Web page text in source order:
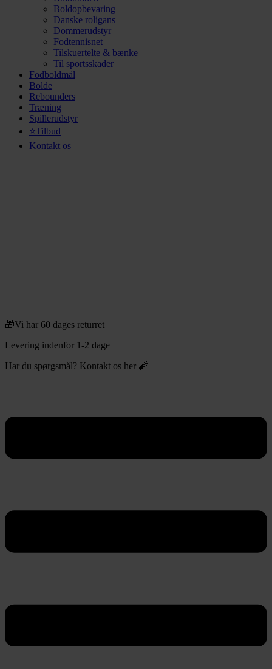
Boldopbevaring
Danske roligans
Dommerudstyr
Fodtennisnet
Tilskuertelte & bænke
Til sportsskader
Fodboldmål
Bolde
Rebounders
Træning
Spillerudstyr
⭐Tilbud
Kontakt os
🎁Vi har 60 dages returret
Levering indenfor 1-2 dage
Har du spørgsmål? Kontakt os her 🧨